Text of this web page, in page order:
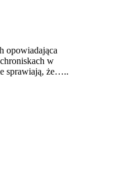
opowiadająca
w
sprawiają, że…..